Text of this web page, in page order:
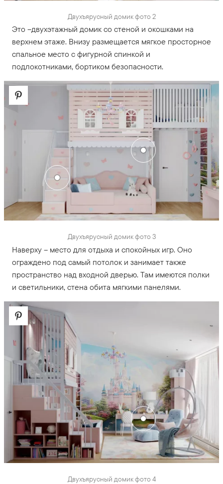
Двухъярусный домик фото 2
Это –двухэтажный домик со стеной и окошками на
верхнем этаже. Внизу размещается мягкое просторное
спальное место с фигурной спинкой и
подлокотниками, бортиком безопасности.
Двухъярусный домик фото 3
Наверху – место для отдыха и спокойных игр. Оно
ограждено под самый потолок и занимает также
пространство над входной дверью. Там имеются полки
и светильники, стена обита мягкими панелями.
Двухъярусный домик фото 4